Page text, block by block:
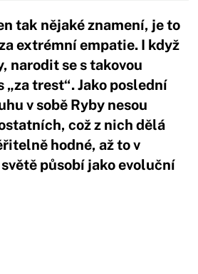
tak nějaké znamení, je to
extrémní empatie. I když
narodit se s takovou
trest“. Jako poslední
v sobě Ryby nesou
což z nich dělá
hodné, až to v
působí jako evoluční